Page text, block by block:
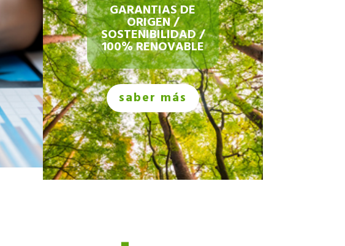
GARANTIAS DE
ORIGEN /
SOSTENIBILIDAD /
100% RENOVABLE
saber más